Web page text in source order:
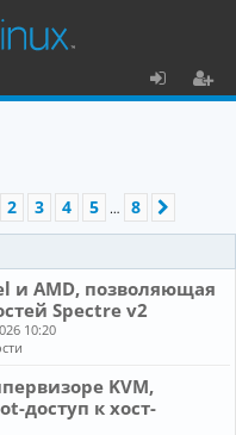
ц
из8
2 3 4 5 … 8
и AMD, позволяющая
Spectre v2
10:20
KVM,
доступ к хост-